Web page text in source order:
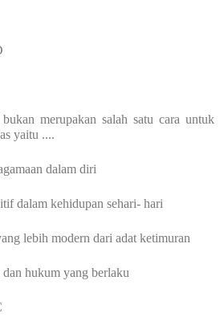
merupakan salah satu cara untuk
yaitu ....
dalam diri
dalam kehidupan sehari- hari
lebih modern dari adat ketimuran
hukum yang berlaku